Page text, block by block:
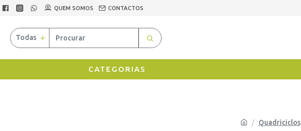
QUEM SOMOS CONTACTOS
Todas
CATEGORIAS
Quadriciclos